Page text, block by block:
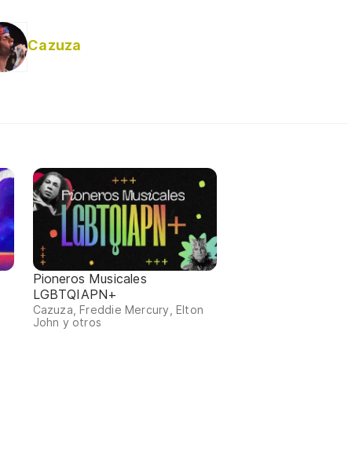
Cazuza
Pioneros Musicales
LGBTQIAPN+
Cazuza, Freddie Mercury, Elton
John y otros